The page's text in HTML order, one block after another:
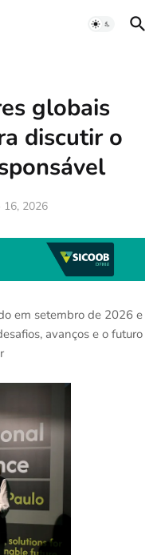
globais
discutir o
16, 2026
em setembro de 2026 e
avanços e o futuro